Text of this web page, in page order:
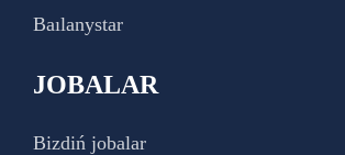
Baılanystar
JOBALAR
Bizdiń jobalar